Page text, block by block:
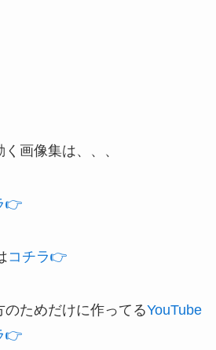
画像集は、、、
👉
コチラ👉
のためだけに作ってるYouTube
👉